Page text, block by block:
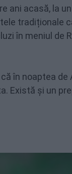
ani acasă, la
tradiționale
în meniul de
în noaptea de
Există și un